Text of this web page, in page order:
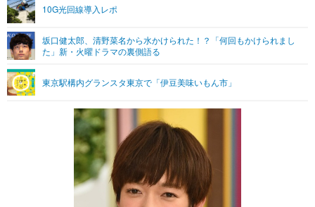
音楽
グラビア ブログ
ペット
その他
プッシュ通知の停止方法
10G光回線導入レポ
坂口健太郎、清野菜名から水かけられた！？「何回もかけられまし
た」新・火曜ドラマの裏側語る
東京駅構内グランスタ東京で「伊豆美味いもん市」